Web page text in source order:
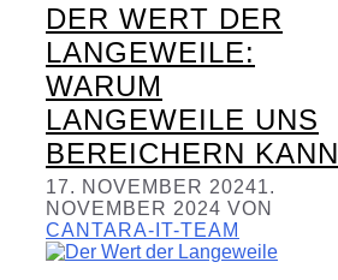
DER WERT DER
LANGEWEILE:
WARUM
LANGEWEILE UNS
BEREICHERN KANN
17. NOVEMBER 20241.
NOVEMBER 2024 VON
CANTARA-IT-TEAM